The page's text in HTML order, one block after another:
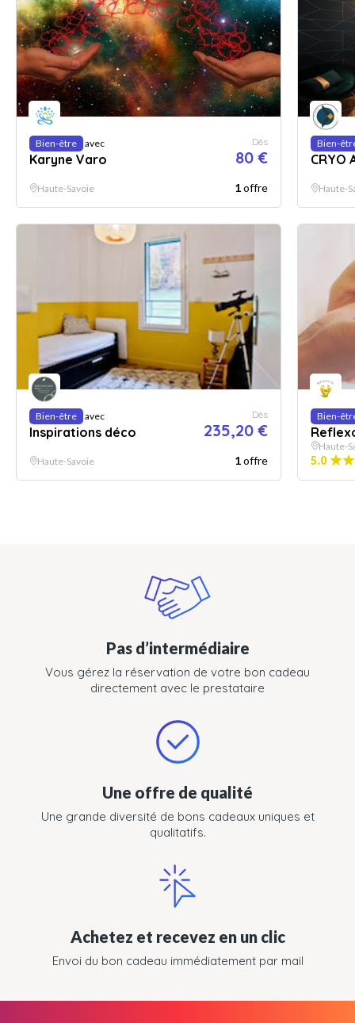
Bien-être avec
Karyne Varo
Dès
80 €
Haute-Savoie 1offre
Bien-
CRYO
Haute-
Bien-être avec
Inspirations déco
Dès
235,20 €
Haute-Savoie 1offre
Bien-
Haute-
5.0
Pas d’intermédiaire
Vous gérez la réservation de votre bon cadeau
directement avec le prestataire
Une offre de qualité
Une grande diversité de bons cadeaux uniques et
qualitatifs.
Achetez et recevez en un clic
Envoi du bon cadeau immédiatement par mail